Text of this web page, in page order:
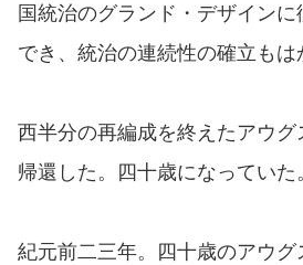
国統治のグランド・デザイン
でき、統治の連続性の確立もは
西半分の再編成を終えたアウグ
帰還した。四十歳になっていた
紀元前二三年。四十歳のアウグ